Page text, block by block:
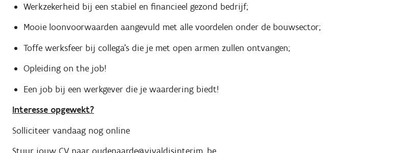
Werkzekerheid bij een stabiel en financieel gezond bedrijf;
Mooie loonvoorwaarden aangevuld met alle voordelen onder de bouwsector;
Toffe werksfeer bij collega's die je met open armen zullen ontvangen;
Opleiding on the job!
Een job bij een werkgever die je waardering biedt!
Interesse opgewekt?
Solliciteer vandaag nog online